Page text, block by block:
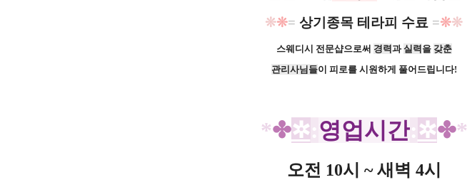
❊❊= ​상기종목 테라피 수료 =❊❊
스웨디시 전문샵으로써 경력 과실력 을 갖춘
관리사님들이 피로를 시원하게 풀어드립니다!
*✤✲ 영업시간: ✲✤*
오전 10시 ~ 새벽 4시